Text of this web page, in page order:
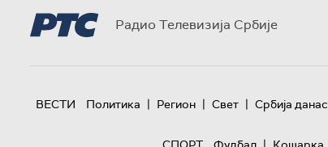
Радио Телевизија Србије
ВЕСТИ Политика | Регион | Свет | Србија данас